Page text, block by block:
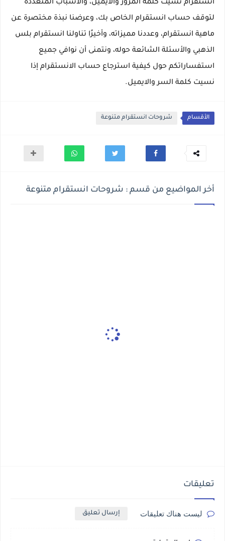
انستقرام نسيت كلمة المرور والايميل، والأسباب المتعددة
لتوقف حساب انستقرام الخاص بك، وعرضنا نبذة مختصرة عن
ماهية انستقرام، وعددنا مميزاته، وأخيرًا تناولنا انستقرام بلس
الذهبي والأسئلة الشائعة حوله، ونتمنى أن نوافي جميع
استفساراتكم حول كيفية استرجاع حساب الانستقرام إذا
نسيت كلمة السر والايميل.
الأقسام شروحات انستقرام متنوعة
أخر المواضيع من قسم : شروحات انستقرام متنوعة
تعليقات
ليست هناك تعليقات إرسال تعليق